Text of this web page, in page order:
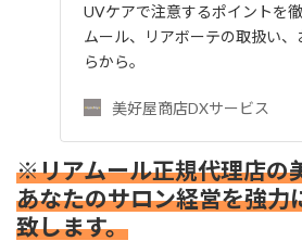
UVケアで注意するポイントを
ムール、リアボーテの取扱い、
らから。
美好屋商店DXサービス
※リアムール正規代理店の
あなたのサロン経営を強力
致します。